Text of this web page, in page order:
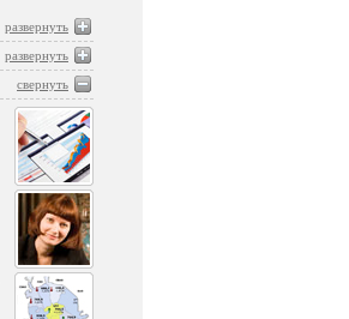
развернуть
развернуть
свернуть